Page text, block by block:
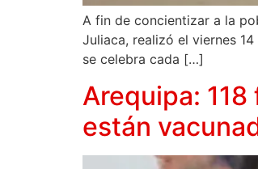
A fin de concientizar a la
Juliaca, realizó el viernes
se celebra cada […]
Arequipa:
están